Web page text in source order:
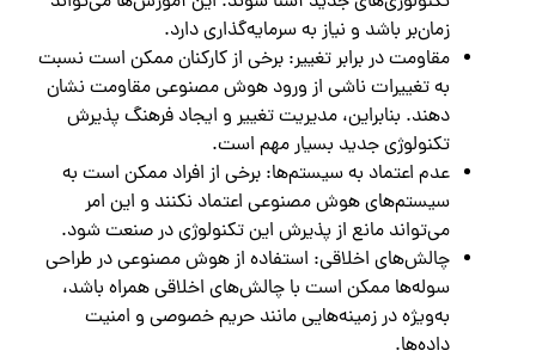
زمان‌بر باشد و نیاز به سرمایه‌گذاری دارد.
مقاومت در برابر تغییر: برخی از کارکنان ممکن است نسبت
به تغییرات ناشی از ورود هوش مصنوعی مقاومت نشان
دهند. بنابراین، مدیریت تغییر و ایجاد فرهنگ پذیرش
تکنولوژی جدید بسیار مهم است.
عدم اعتماد به سیستم‌ها: برخی از افراد ممکن است به
سیستم‌های هوش مصنوعی اعتماد نکنند و این امر
می‌تواند مانع از پذیرش این تکنولوژی در صنعت شود.
چالش‌های اخلاقی: استفاده از هوش مصنوعی در طراحی
سوله‌ها ممکن است با چالش‌های اخلاقی همراه باشد،
به‌ویژه در زمینه‌هایی مانند حریم خصوصی و امنیت
داده‌ها.